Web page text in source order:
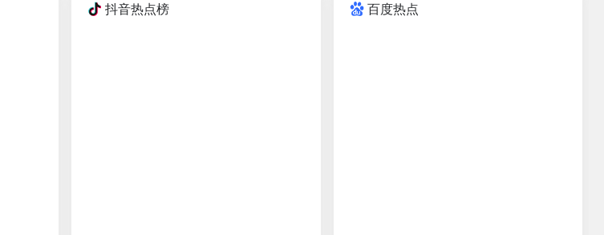
抖音热点榜 百度热点